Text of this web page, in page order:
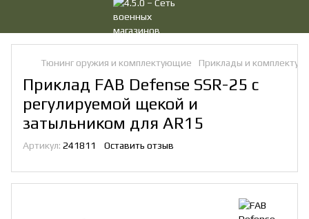
Тюнинг оружия и комплектующие Приклады и
Приклад FAB Defense SSR-25 с
регулируемой щекой и
затыльником для AR15
Артикул: 241811 Оставить отзыв